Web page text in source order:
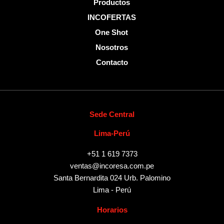
Productos
INCOFERTAS
One Shot
Nosotros
Contacto
Sede Central
Lima-Perú
+51 1 619 7373
ventas@incoresa.com.pe
Santa Bernardita 024 Urb. Palomino
Lima - Perú
Horarios